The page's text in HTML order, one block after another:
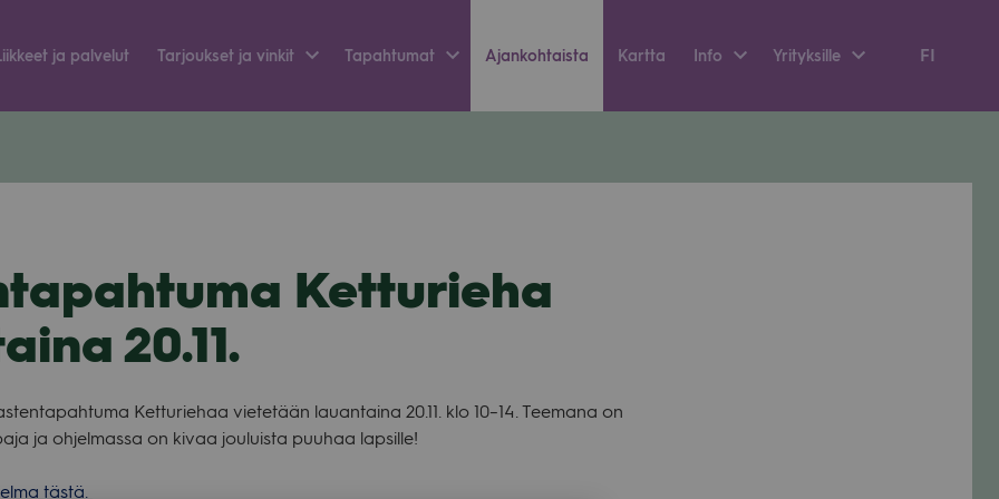
ja pal­ve­lut Tar­jouk­set ja vin­kit Tapah­tu­mat Ajan­koh­taista Kartta Info Yri­tyk­sille FI
Ketturieha
20.11.
Ket­tu­rie­haa vie­te­tään lau­an­taina 20.11. klo 10–14. Tee­mana on
ja ohjel­massa on kivaa jou­luista puu­haa lap­sille!
tästä.